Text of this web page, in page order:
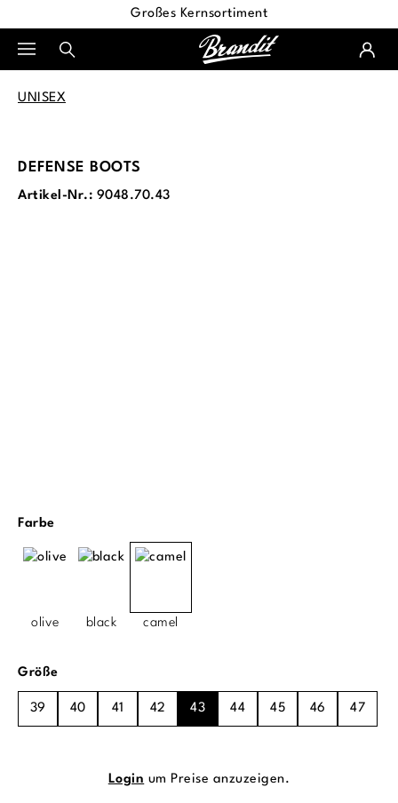
Großes Kernsortiment
UNISEX
DEFENSE BOOTS
Artikel-Nr.: 9048.70.43
Farbeauswählen
olive black camel
Größeauswählen
39 40 41 42 43 44 45 46 47
Login um Preise anzuzeigen.